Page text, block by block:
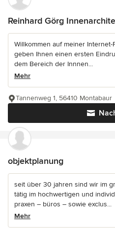
Reinhard Görg
Willkommen auf meiner
geben Ihnen einen ersten
dem Bereich der Innnen...
Mehr
Tannenweg 1, 56410 Montabaur
objektplanung
seit über 30 jahren sind wir im
tätig im hochwertigen und
praxen – büros – sowie exclus...
Mehr